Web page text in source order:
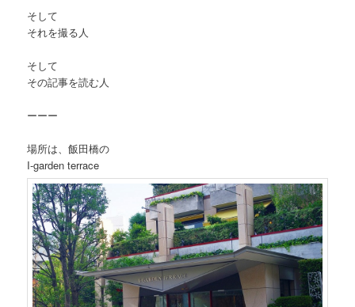
そして
それを撮る人
そして
その記事を読む人
ーーー
場所は、飯田橋の
I-garden terrace